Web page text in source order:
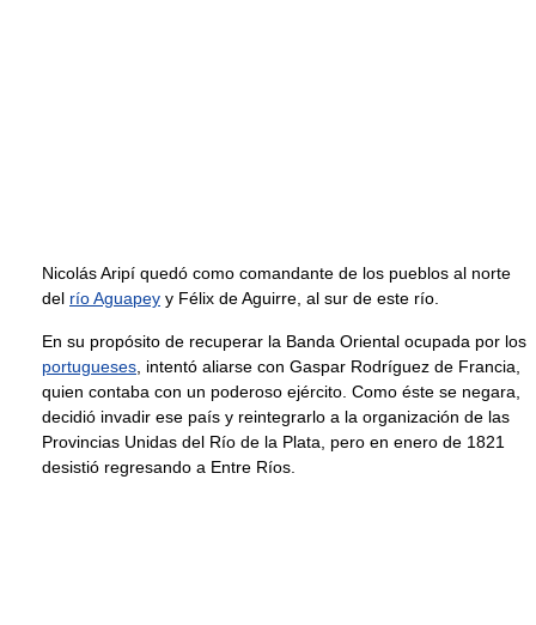
Nicolás Aripí quedó como comandante de los pueblos al norte
del río Aguapey y Félix de Aguirre, al sur de este río.
En su propósito de recuperar la Banda Oriental ocupada por los
portugueses, intentó aliarse con Gaspar Rodríguez de Francia,
quien contaba con un poderoso ejército. Como éste se negara,
decidió invadir ese país y reintegrarlo a la organización de las
Provincias Unidas del Río de la Plata, pero en enero de 1821
desistió regresando a Entre Ríos.